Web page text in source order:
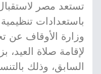
باستعدادات
وزارة الأوقاف
لإقامة صلاة العيد،
السابق، وذلك